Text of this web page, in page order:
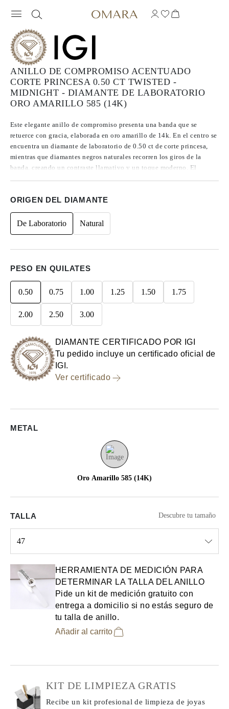
ANILLO DE COMPROMISO ACENTUADO
CORTE PRINCESA 0.50 CT TWISTED -
MIDNIGHT - DIAMANTE DE LABORATORIO
ORO AMARILLO 585 (14K)
Este elegante anillo de compromiso presenta una banda que se
retuerce con gracia, elaborada en oro amarillo de 14k. En el centro se
encuentra un diamante de laboratorio de 0.50 ct de corte princesa,
mientras que diamantes negros naturales recorren los giros de la
banda, creando un contraste llamativo y un toque moderno. El
ORIGEN DEL DIAMANTE
De Laboratorio Natural
PESO EN QUILATES
0.50 0.75 1.00 1.25 1.50 1.75
2.00 2.50 3.00
DIAMANTE CERTIFICADO POR IGI
Tu pedido incluye un certificado oficial de
IGI.
Ver certificado
METAL
Oro Amarillo 585 (14K)
TALLA Descubre tu tamaño
47
HERRAMIENTA DE MEDICIÓN PARA
DETERMINAR LA TALLA DEL ANILLO
Pide un kit de medición gratuito con
entrega a domicilio si no estás seguro de
tu talla de anillo.
Añadir al carrito
KIT DE LIMPIEZA GRATIS
Recibe un kit profesional de limpieza de joyas